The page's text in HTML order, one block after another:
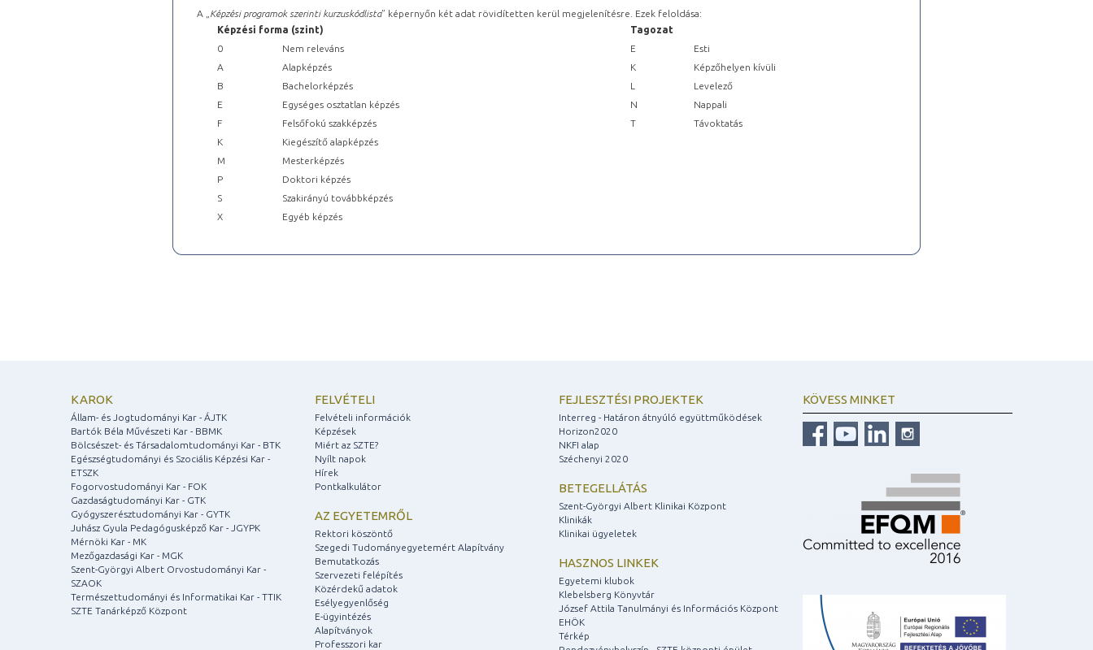
A „ Képzési programok szerinti kurzuskódlista” képernyőn két adat rövidítetten kerül megjelenítésre. Ezek feloldása:
Képzési forma (szint)
Tagozat
0
Nem releváns E
Esti
A
Alapképzés K
Képzőhelyen kívüli
B
Bachelorképzés L
Levelező
E
Egységes osztatlan képzés N
Nappali
F
Felsőfokú szakképzés T
Távoktatás
K
Kiegészítő alapképzés
M
Mesterképzés
P
Doktori képzés
S
Szakirányú továbbképzés
X
Egyéb képzés
KAROK
Állam- és Jogtudományi Kar - ÁJTK
Bartók Béla Művészeti Kar - BBMK
Bölcsészet- és Társadalomtudományi Kar - BTK
Egészségtudományi és Szociális Képzési Kar -
ETSZK
Fogorvostudományi Kar - FOK
Gazdaságtudományi Kar - GTK
Gyógyszerésztudományi Kar - GYTK
Juhász Gyula Pedagógusképző Kar - JGYPK
Mérnöki Kar - MK
Mezőgazdasági Kar - MGK
Szent-Györgyi Albert Orvostudományi Kar -
SZAOK
Természettudományi és Informatikai Kar - TTIK
SZTE Tanárképző Központ
FELVÉTELI
Felvételi információk
Képzések
Miért az SZTE?
Nyílt napok
Hírek
Pontkalkulátor
AZ EGYETEMRŐL
Rektori köszöntő
Szegedi Tudományegyetemért Alapítvány
Bemutatkozás
Szervezeti felépítés
Közérdekű adatok
Esélyegyenlőség
E-ügyintézés
Alapítványok
Professzori kar
FEJLESZTÉSI PROJEKTEK
Interreg - Határon átnyúló együttműködések
Horizon2020
NKFI alap
Széchenyi 2020
BETEGELLÁTÁS
Szent-Györgyi Albert Klinikai Központ
Klinikák
Klinikai ügyeletek
HASZNOS LINKEK
Egyetemi klubok
Klebelsberg Könyvtár
József Attila Tanulmányi és Információs Központ
EHÖK
Térkép
KÖVESS MINKET